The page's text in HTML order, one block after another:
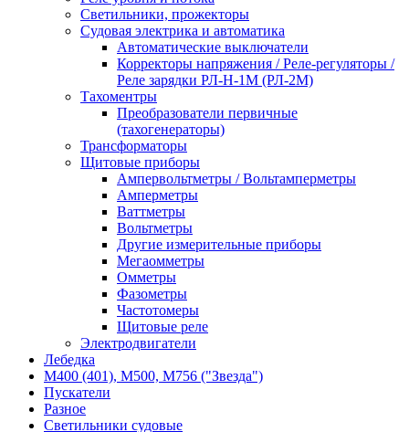
Светильники, прожекторы
Судовая электрика и автоматика
Автоматические выключатели
Корректоры напряжения / Реле-регуляторы /
Реле зарядки РЛ-Н-1М (РЛ-2М)
Тахоментры
Преобразователи первичные
(тахогенераторы)
Трансформаторы
Щитовые приборы
Ампервольтметры / Вольтамперметры
Амперметры
Ваттметры
Вольтметры
Другие измерительные приборы
Мегаомметры
Омметры
Фазометры
Частотомеры
Щитовые реле
Электродвигатели
Лебедка
М400 (401), М500, М756 ("Звезда")
Пускатели
Разное
Светильники судовые